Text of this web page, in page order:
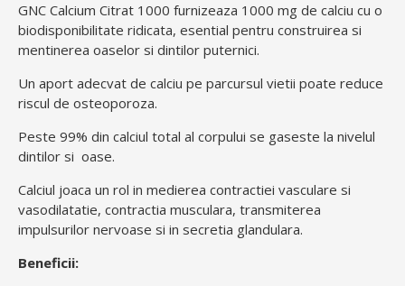
GNC Calcium Citrat 1000 furnizeaza 1000 mg de calciu cu o
biodisponibilitate ridicata, esential pentru construirea si
mentinerea oaselor si dintilor puternici.
Un aport adecvat de calciu pe parcursul vietii poate reduce
riscul de osteoporoza.
Peste 99% din calciul total al corpului se gaseste la nivelul
dintilor si oase.
Calciul joaca un rol in medierea contractiei vasculare si
vasodilatatie, contractia musculara, transmiterea
impulsurilor nervoase si in secretia glandulara.
Beneficii: